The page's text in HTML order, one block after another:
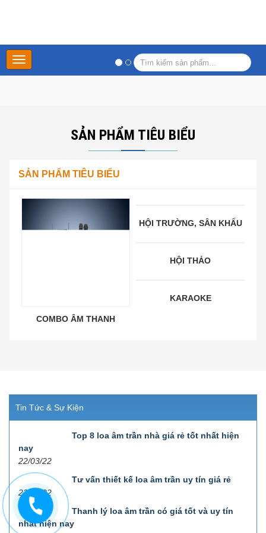
Main
Menu
SẢN PHẨM TIÊU BIỂU
SẢN PHẨM TIÊU BIỂU
COMBO ÂM THANH
HỘI TRƯỜNG, SÂN KHẤU
HỘI THẢO
KARAOKE
Tin Tức & Sự Kiện
Top 8 loa âm trần nhà giá rẻ tốt nhất hiện
nay
22/03/22
Tư vấn thiết kế loa âm trần uy tín giá rẻ
22/03/22
Thanh lý loa âm trần có giá tốt và uy tín
nhất hiện nay